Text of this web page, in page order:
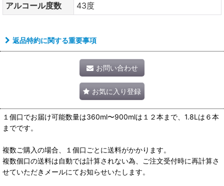
アルコール度数
43度
返品特約に関する重要事項
お問い合わせ
お気に入り登録
１個口でお届け可能数量は360ml〜900mlは１２本まで、1.8Lは６本
までです。
複数ご購入の場合、１個口ごとに送料がかかります。
複数個口の送料は自動では計算されない為、ご注文受付時に再計算さ
せていただきメールにてお知らせいたします。